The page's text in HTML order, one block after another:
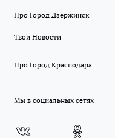
Про Город Дзержинск
Твои Новости
Про Город Краснодара
Мы в социальных сетях